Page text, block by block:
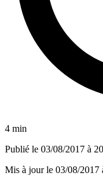
4 min
Publié le 03/08/2017 à
Mis à jour le 03/08/2017